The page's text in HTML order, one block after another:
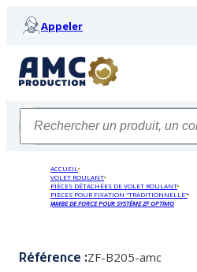
Appeler
ACCUEIL
VOLET ROULANT
PIÈCES DÉTACHÉES DE VOLET ROULANT
PIÈCES POUR FIXATION "TRADITIONNELLE"
JAMBE DE FORCE POUR SYSTÈME ZF OPTIMO
Référence :ZF-B205-amc